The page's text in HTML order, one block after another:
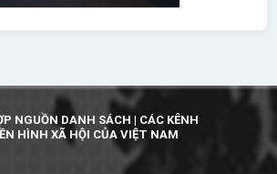
NGUỒN DANH SÁCH | CÁC KÊNH
HÌNH XÃ HỘI CỦA VIỆT NAM